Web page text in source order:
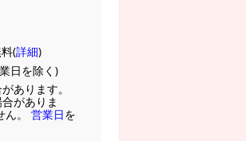
(詳細)
日を除く)
あります。
がありま
。 営業日を